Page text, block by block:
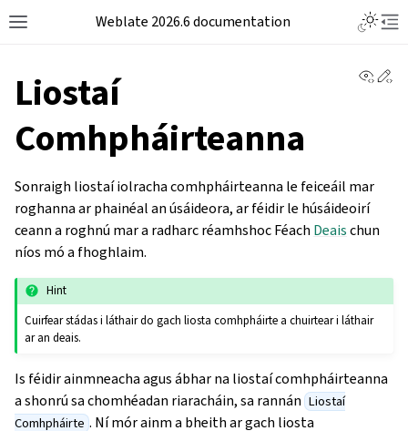
Weblate 2026.6 documentation
Liostaí
Comhpháirteanna
Sonraigh liostaí iolracha comhpháirteanna le feiceáil mar
roghanna ar phainéal an úsáideora, ar féidir le húsáideoirí
ceann a roghnú mar a radharc réamhshoc Féach Deaischun
níos mó a fhoghlaim.
Hint
Cuirfear stádas i láthair do gach liosta comhpháirte a chuirtear i láthair
ar an deais.
Is féidir ainmneacha agus ábhar na liostaí comhpháirteanna
a shonrú sa chomhéadan riaracháin, sa rannán Liostaí
Comhpháirte . Ní mór ainm a bheith ar gach liosta